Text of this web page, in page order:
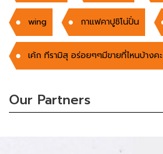
wing กาแฟคาปูชิโน่ปั่น
เค้ก ทีรามิสุ อร่อยๆๆมีขายที่ไหนบ้างคะ
Our Partners